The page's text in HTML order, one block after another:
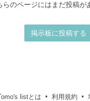
らのページにはまだ投稿が
掲示板に投稿する
listとは 利用規約